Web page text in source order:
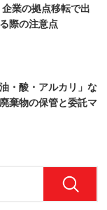
企業の拠点移転で出
際の注意点
・酸・アルカリ」な
棄物の保管と委託マ